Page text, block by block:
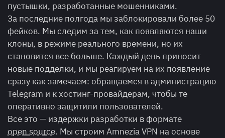
пустышки, разработанные мошенниками.
За последние полгода мы заблокировали более 50
фейков. Мы следим за тем, как появляются наши
клоны, в режиме реального времени, но их
становится все больше. Каждый день приносит
новые подделки, и мы реагируем на их появление
сразу как замечаем: обращаемся в администрацию
Telegram и к хостинг-провайдерам, чтобы те
оперативно защитили пользователей.
Все это — издержки разработки в формате
open source. Мы строим Amnezia VPN на основе